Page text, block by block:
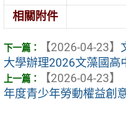
相關附件
【2026-04-23】
大學辦理2026文藻國高
【2026-04-23】
年度青少年勞動權益創